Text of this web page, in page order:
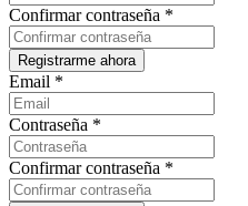
Confirmar contraseña *
Email *
Contraseña *
Confirmar contraseña *